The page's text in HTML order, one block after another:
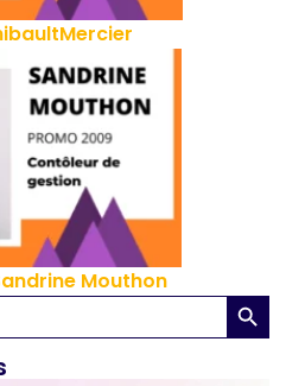
Mouthon
Search